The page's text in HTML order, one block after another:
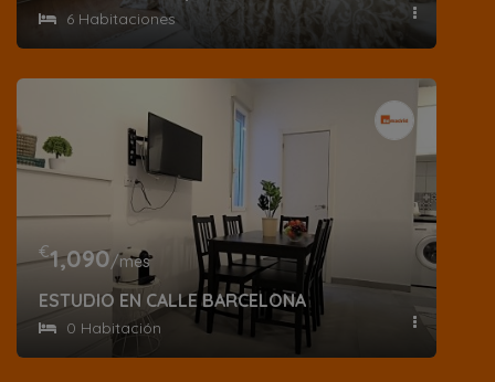
6 Habitaciones
€1,090/mes
ESTUDIO EN CALLE BARCELONA
0 Habitación